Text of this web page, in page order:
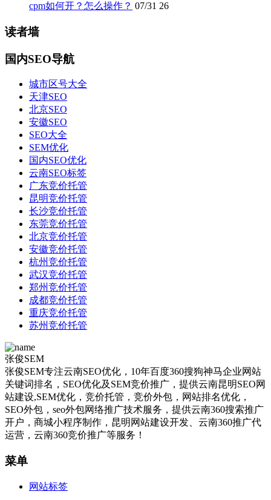
cpm如何开？怎么操作？ 07/31 26
读者墙
国内SEO导航
城市区号大全
天津SEO
北京SEO
安徽SEO
SEO大全
SEM优化
国内SEO优化
云南SEO标签
广东竞价托管
昆明竞价托管
长沙竞价托管
东莞竞价托管
北京竞价托管
安徽竞价托管
杭州竞价托管
武汉竞价托管
郑州竞价托管
成都竞价托管
重庆竞价托管
苏州竞价托管
张俊SEM
张俊SEM专注云南SEO优化，10年百度360搜狗神马企业网站
关键词排名，SEO优化及SEM竞价推广，提供云南昆明SEO网
站建设,SEM优化，竞价托管，竞价外包，网站排名优化，
SEO外包，seo外包网络推广技术服务，提供云南360搜索推广
开户，商城小程序制作，昆明网站建设开发、云南360推广代
运营，云南360竞价推广等服务！
菜单
网站标签